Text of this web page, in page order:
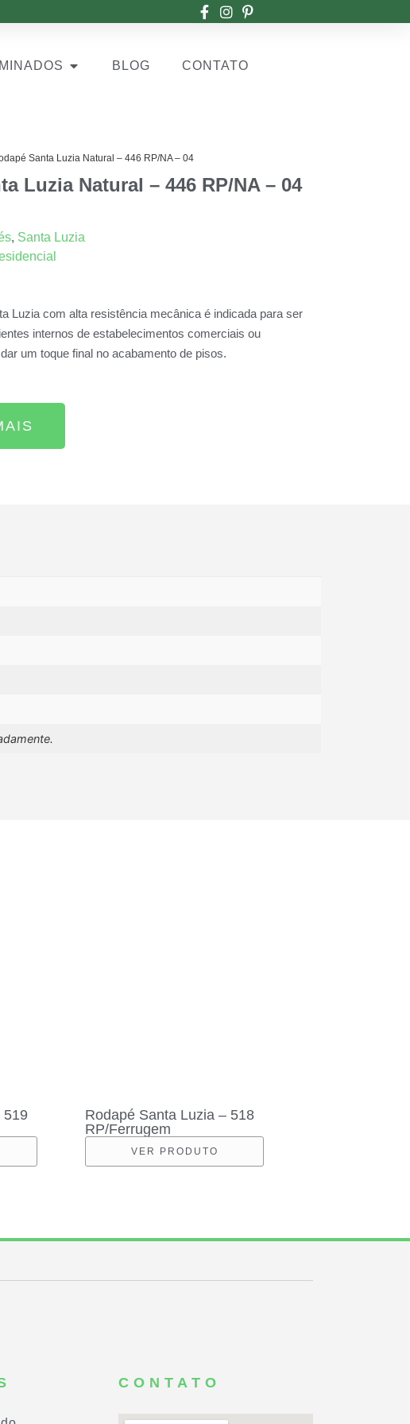
BLOG CONTATO
Santa Luzia Natural – 446 RP/NA – 04
Luzia Natural – 446 RP/NA – 04
, Santa Luzia
Luzia com alta resistência mecânica é indicada para ser
internos de estabelecimentos comerciais ou
um toque final no acabamento de pisos.
519
Rodapé Santa Luzia – 518
RP/Ferrugem
VER PRODUTO
CONTATO